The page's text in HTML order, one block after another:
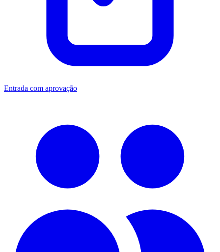
Entrada com aprovação